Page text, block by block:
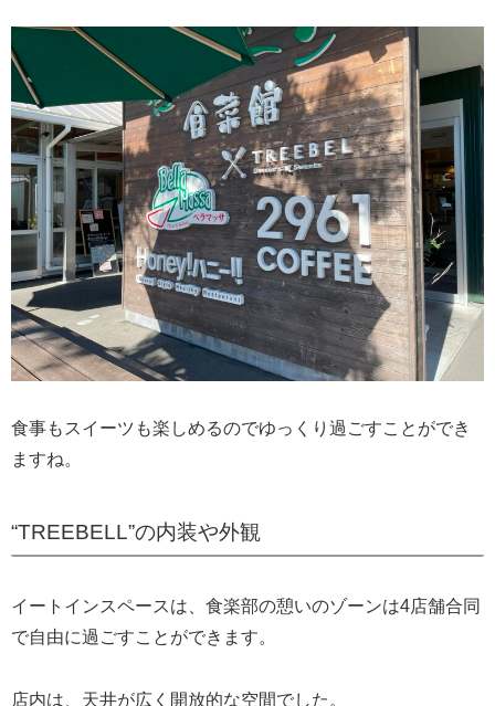
食事もスイーツも楽しめるのでゆっくり過ごすことができ
ますね。
“TREEBELL”の内装や外観
イートインスペースは、食楽部の憩いのゾーンは4店舗合同
で自由に過ごすことができます。
店内は、天井が広く開放的な空間でした。